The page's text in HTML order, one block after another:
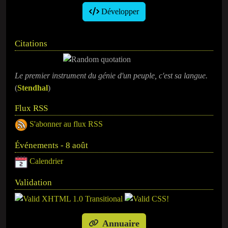
Développer
Citations
Le premier instrument du génie d'un peuple, c'est sa langue.
(Stendhal)
Flux RSS
S'abonner au flux RSS
Événements - 8 août
Calendrier
Validation
Annuaire